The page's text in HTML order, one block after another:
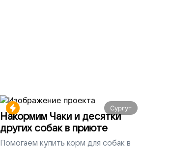
Сургут
Накормим Чаки и десятки
других собак в приюте
Помогаем купить корм для собак в